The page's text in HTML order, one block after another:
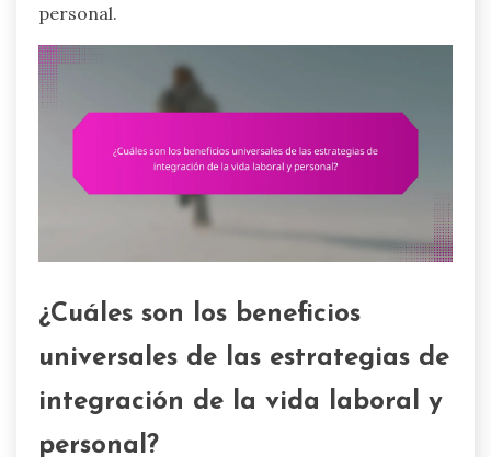
personal.
¿Cuáles son los beneficios
universales de las estrategias de
integración de la vida laboral y
personal?